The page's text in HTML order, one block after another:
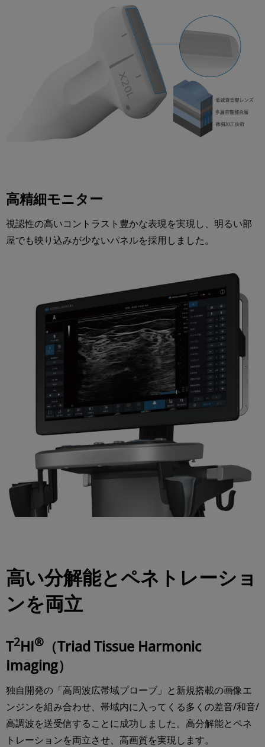
高精細モニター
視認性の高いコントラスト豊かな表現を実現し、明るい部
屋でも映り込みが少ないパネルを採用しました。
高い分解能とペネトレーショ
ンを両立
T2HI® （Triad Tissue Harmonic
Imaging）
独自開発の「高周波広帯域プローブ」と新規搭載の画像エ
ンジンを組み合わせ、帯域内に入ってくる多くの差音/和音/
高調波を送受信することに成功しました。高分解能とペネ
トレーションを両立させ、高画質を実現します。